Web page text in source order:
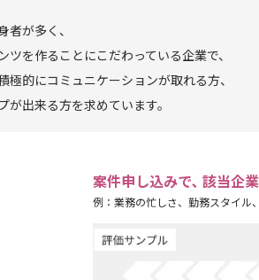
者が多く、
ツを作ることにこだわっている企業で、
極的にコミュニケーションが取れる方、
が出来る方を求めています。
案件申し込みで､ 該当企
例：業務の忙しさ、勤務スタイル